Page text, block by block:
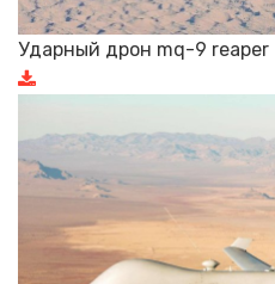
Ударный дрон mq-9 reaper